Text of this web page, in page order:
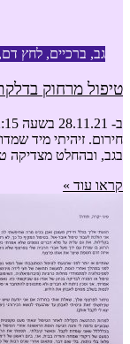
גב, ברכיים, לחץ
טיפול מרחוק
חירום. זיהיתי מיד
בגב, ובהחלט מצדיקה
קראו עוד »